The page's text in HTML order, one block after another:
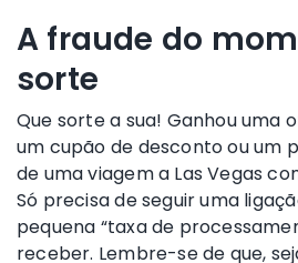
A fraude do
sorte
Que sorte a sua! Ganhou uma
um cupão de desconto ou um
de uma viagem a Las Vegas
Só precisa de seguir uma
pequena “taxa de
receber. Lembre-se de que,